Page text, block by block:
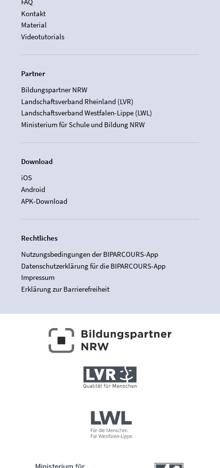
Kontakt
Material
Videotutorials
Partner
Bildungspartner NRW
Landschaftsverband Rheinland (LVR)
Landschaftsverband Westfalen-Lippe (LWL)
Ministerium für Schule und Bildung NRW
Download
iOS
Android
APK-Download
Rechtliches
Nutzungsbedingungen der BIPARCOURS-App
Datenschutzerklärung für die BIPARCOURS-App
Impressum
Erklärung zur Barrierefreiheit